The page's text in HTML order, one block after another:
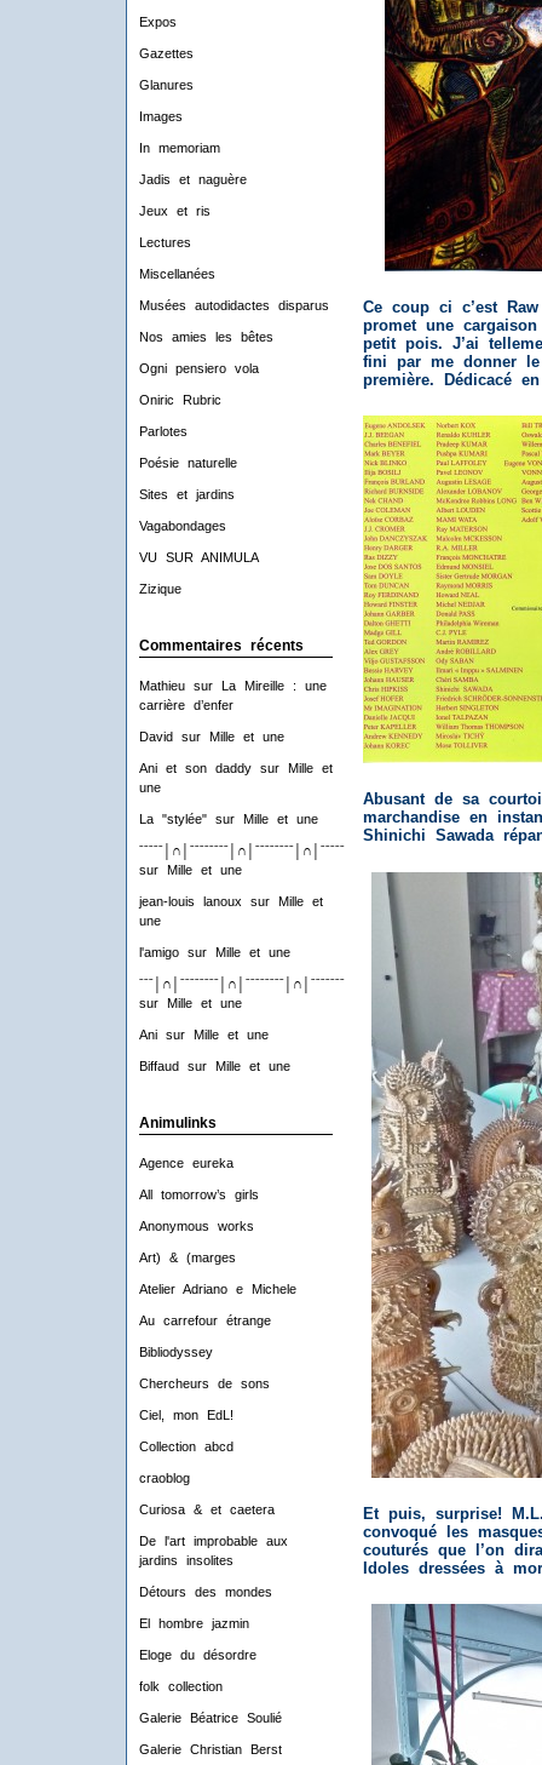
Expos
Gazettes
Glanures
Images
In memoriam
Jadis et naguère
Jeux et ris
Lectures
Miscellanées
Musées autodidactes disparus
Nos amies les bêtes
Ogni pensiero vola
Oniric Rubric
Parlotes
Poésie naturelle
Sites et jardins
Vagabondages
VU SUR ANIMULA
Zizique
Commentaires récents
Mathieusur
La Mireille : une
carrière d’enfer
David sur Mille et une
Ani et son daddysur
Mille et
une
La "stylée"sur Mille et une
ˉˉˉˉˉ│∩│ˉˉˉˉˉˉˉˉ│∩│ˉˉˉˉˉˉˉˉ│∩│ˉˉˉˉˉˉˉˉ│∩│ˉˉˉˉ
sur
Mille et une
jean-louis lanoux sur
Mille et
une
l'amigosur Mille et une
ˉˉˉ│∩│ˉˉˉˉˉˉˉˉ│∩│ˉˉˉˉˉˉˉˉ│∩│ˉˉˉˉˉˉˉˉ│∩│ˉˉˉ
sur
Mille et une
Anisur Mille et une
Biffaud sur Mille et une
Animulinks
Agence eureka
All tomorrow’s girls
Anonymous works
Art) & (marges
Atelier Adriano e Michele
Au carrefour étrange
Bibliodyssey
Chercheurs de sons
Ciel, mon EdL!
Collection abcd
craoblog
Curiosa & et caetera
De l'art improbable aux
jardins insolites
Détours des mondes
El hombre jazmin
Eloge du désordre
folk collection
Galerie Béatrice Soulié
Galerie Christian Berst
Ce coup ci c’est
promet une
petit pois. J’ai
fini par me donner le
première. Dédicacé
Abusant de sa
marchandise en
Shinichi Sawada
Et puis, surprise!
convoqué les
couturés que l’on
Idoles dressées à